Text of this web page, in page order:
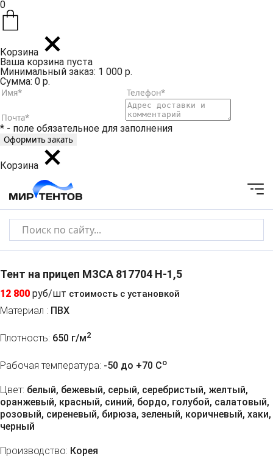
0
Корзина
Ваша корзина пуста
Минимальный заказ: 1 000 р.
Сумма: 0 р.
* - поле обязательное для заполнения
Корзина
Тент на прицеп МЗСА 817704 H-1,5
12 800 руб/шт стоимость с установкой
Материал : ПВХ
Плотность: 650 г/м2
Рабочая температура: -50 до +70 Co
Цвет: белый, бежевый, серый, серебристый, желтый,
оранжевый, красный, синий, бордо, голубой, салатовый,
розовый, сиреневый, бирюза, зеленый, коричневый, хаки,
черный
Производство: Корея